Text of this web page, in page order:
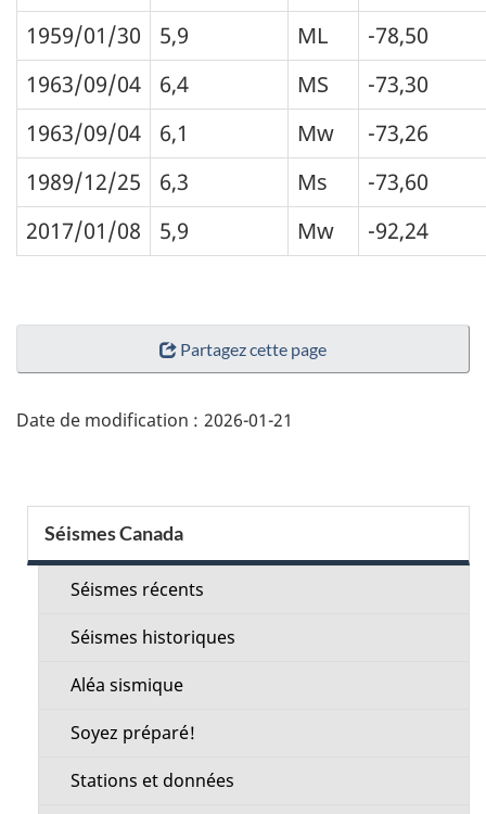
1959/01/30
5,9 ML
-78,50
1963/09/04
6,4 MS
-73,30
1963/09/04
6,1 Mw
-73,26
1989/12/25
6,3 Ms
-73,60
2017/01/08
5,9 Mw -92,24
"Détails
page"
Partagez cette page
Date de modification : 2026-01-21
Menu
de
Séismes Canada
Séismes récents
Séismes historiques
Aléa sismique
Soyez préparé!
Stations et données